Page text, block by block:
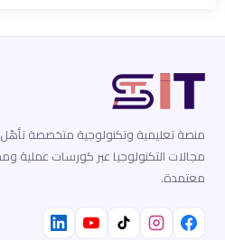
منصة تعليمية وتكنولوجية متخصصة
مجالات التكنولوجيا عبر كورسات عملية
معتمدة.